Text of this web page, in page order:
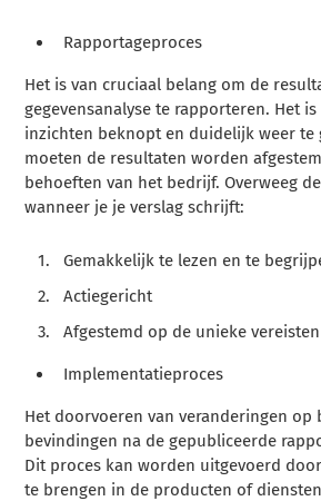
Rapportageproces
Het is van cruciaal belang om de
gegevensanalyse te rapporteren. Het
inzichten beknopt en duidelijk weer te
moeten de resultaten worden
behoeften van het bedrijf. Overweeg
wanneer je je verslag schrijft:
Gemakkelijk te lezen en te
Actiegericht
Afgestemd op de unieke
Implementatieproces
Het doorvoeren van veranderingen op
bevindingen na de gepubliceerde
Dit proces kan worden uitgevoerd
te brengen in de producten of